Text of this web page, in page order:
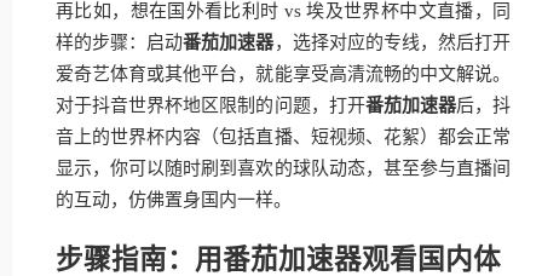
再比如，想在国外看比利时 vs 埃及世界杯中文直播，同
样的步骤：启动番茄加速器，选择对应的专线，然后打开
爱奇艺体育或其他平台，就能享受高清流畅的中文解说。
对于抖音世界杯地区限制的问题，打开番茄加速器后，抖
音上的世界杯内容（包括直播、短视频、花絮）都会正常
显示，你可以随时刷到喜欢的球队动态，甚至参与直播间
的互动，仿佛置身国内一样。
步骤指南：用番茄加速器观看国内体